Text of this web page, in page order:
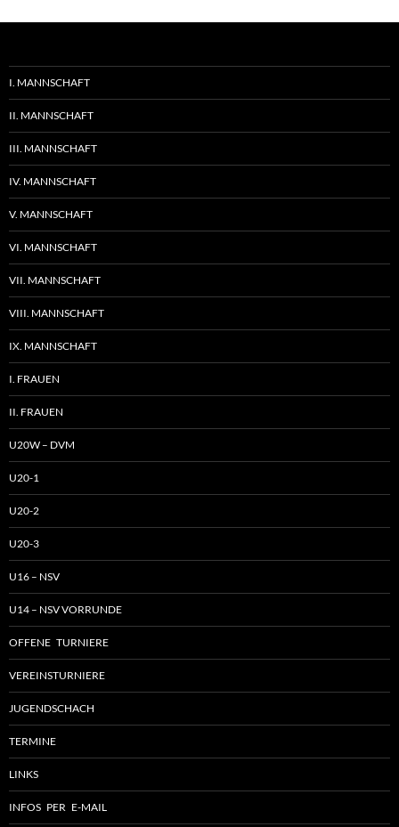
I. MANNSCHAFT
II. MANNSCHAFT
III. MANNSCHAFT
IV. MANNSCHAFT
V. MANNSCHAFT
VI. MANNSCHAFT
VII. MANNSCHAFT
VIII. MANNSCHAFT
IX. MANNSCHAFT
I. FRAUEN
II. FRAUEN
U20W – DVM
U20-1
U20-2
U20-3
U16 – NSV
U14 – NSV VORRUNDE
OFFENE TURNIERE
VEREINSTURNIERE
JUGENDSCHACH
TERMINE
LINKS
INFOS PER E-MAIL